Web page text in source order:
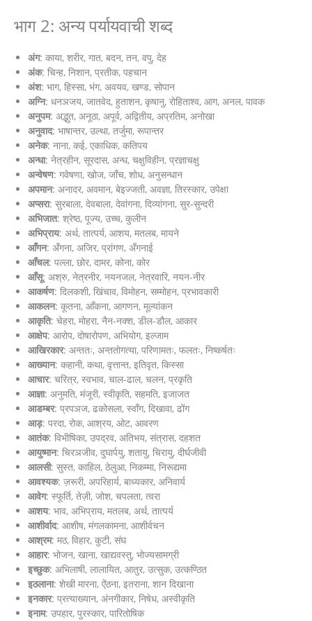
भाग 2: अन्य पर्यायवाची शब्द
अंग: काया, शरीर, गात, बदन, तन, वपु, देह
अंक: चिन्ह, निशान, प्रतीक, पहचान
अंश: भाग, हिस्सा, भंग, अवयव, खण्ड, सोपान
अग्नि: धनञजय, जातवेद, हुताशन, कृषानु, रोहिताश्व, आग, अनल, पावक
अनुपम: अद्भुत, अनूठा, अपूर्व, अद्वितीय, अप्रतिम, अनोखा
अनुवाद: भाषान्तर, उल्था, तर्जुमा, रूपान्तर
अनेक: नाना, कई, एकाधिक, कतिपय
अन्धा: नेत्रहीन, सूरदास, अन्ध, चक्षुविहीन, प्रज्ञाचक्षु
अन्वेषण: गवेषणा, खोज, जाँच, शोध, अनुसन्धान
अपमान: अनादर, अवमान, बेइज्जती, अवज्ञा, तिरस्कार, उपेक्षा
अप्सरा: सुरबाला, देवबाला, देवांगना, दिव्यांगना, सुर-सुन्दरी
अभिजात: श्रेष्ठ, पूज्य, उच्च, कुलीन
अभिप्राय: अर्थ, तात्पर्य, आशय, मतलब, मायने
आँगन: अँगना, अजिर, प्रांगण, अँगनाई
आँचल: पल्ला, छोर, दामर, कोना, कोर
आँसू: अश्रु, नेत्रनीर, नयनजल, नेत्रवारि, नयन-नीर
आकर्षण: दिलकशी, खिंचाव, विमोहन, सम्मोहन, प्रभावकारी
आकलन: कूतना, आँकना, आगणन, मूल्यांकन
आकृति: चेहरा, मोहरा, नैन-नक्श, डील-डौल, आकार
आक्षेप: आरोप, दोषारोपण, अभियोग, इल्जाम
आखिरकार: अन्ततः, अन्ततोगत्या, परिणामतः, फलतः, निष्कर्षतः
आख्यान: कहानी, कथा, वृत्तान्त, इतिवृत, किस्सा
आचार: चरित्र, स्वभाव, चाल-ढाल, चलन, प्रकृति
आज्ञा: अनुमति, मंजूरी, स्वीकृति, सहमति, इजाजत
आडम्बर: प्रपञज, ढकोसला, स्वाँग, दिखावा, ढोंग
आड़: परदा, रोक, आश्रय, ओट, आवरण
आतंक: विभीषिका, उपद्रव, अतिभय, संत्रास, दहशत
आयुष्मान: चिरञजीव, दुघार्पयु, शतायु, चिरायु, दीर्घजीवी
आलसी: सुस्त, काहिल, ठेलुआ, निकम्मा, निरूद्यमा
आवश्यक: ज़रूरी, अपरिहार्य, बाध्यकार, अनिवार्य
आवेग: स्फूर्ति, तेज़ी, जोश, चपलता, त्वरा
आशय: भाव, अभिप्राय, मतलब, अर्थ, तात्पर्य
आशीर्वाद: आशीष, मंगलकामना, आशीर्वचन
आश्रम: मठ, विहार, कुटी, संघ
आहार: भोजन, खाना, खाद्यवस्तु, भोज्यसामग्री
इच्छुक: अभिलाषी, लालायित, आतुर, उत्सुक, उत्कण्ठित
इठलाना: शेखी मारना, ऐंठना, इतराना, शान दिखाना
इनकार: प्रत्याख्यान, अंनगीकार, निषेध, अस्वीकृति
इनाम: उपहार, पुरस्कार, पारितोषिक